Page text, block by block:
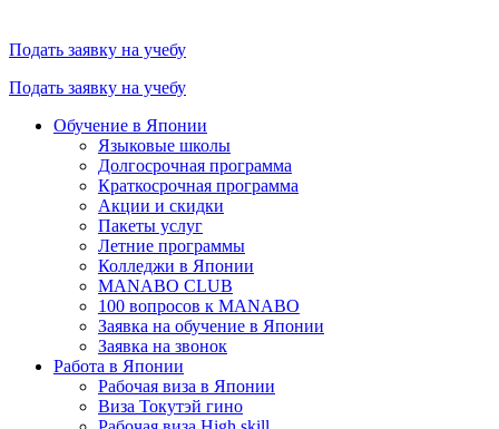
Подать заявку на учебу
Подать заявку на учебу
Обучение в Японии
Языковые школы
Долгосрочная программа
Краткосрочная программа
Акции и скидки
Пакеты услуг
Летние программы
Колледжи в Японии
MANABO CLUB
100 вопросов к MАNABO
Заявка на обучение в Японии
Заявка на звонок
Работа в Японии
Рабочая виза в Японии
Виза Токутэй гино